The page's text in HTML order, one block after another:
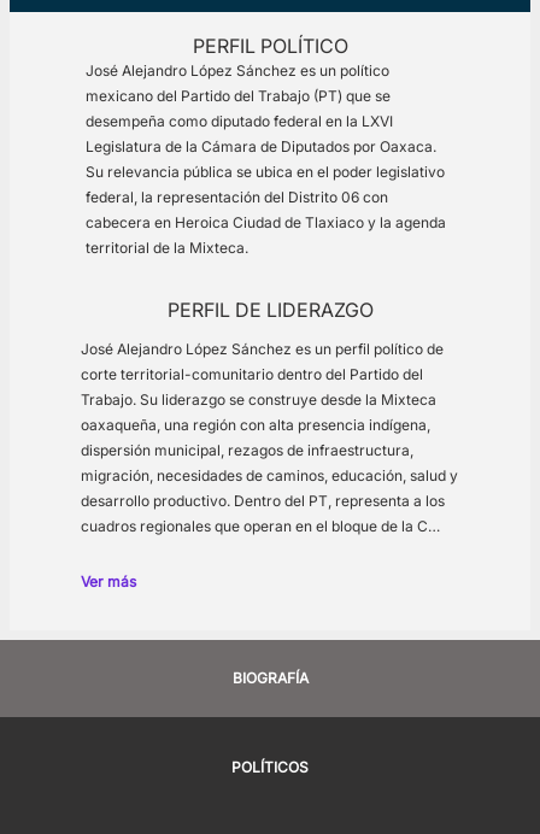
PERFIL POLÍTICO
José Alejandro López Sánchez es un político
mexicano del Partido del Trabajo (PT) que se
desempeña como diputado federal en la LXVI
Legislatura de la Cámara de Diputados por Oaxaca.
Su relevancia pública se ubica en el poder legislativo
federal, la representación del Distrito 06 con
cabecera en Heroica Ciudad de Tlaxiaco y la agenda
territorial de la Mixteca.
PERFIL DE LIDERAZGO
José Alejandro López Sánchez es un perfil político de
corte territorial-comunitario dentro del Partido del
Trabajo. Su liderazgo se construye desde la Mixteca
oaxaqueña, una región con alta presencia indígena,
dispersión municipal, rezagos de infraestructura,
migración, necesidades de caminos, educación, salud y
desarrollo productivo. Dentro del PT, representa a los
cuadros regionales que operan en el bloque de la C…
Ver más
BIOGRAFÍA
POLÍTICOS